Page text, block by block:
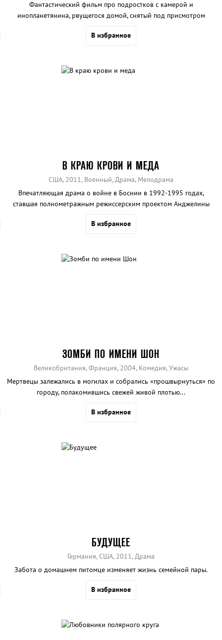
Фантастический фильм про подростков с камерой и
инопланетянина, рвущегося домой, снятый под присмотром
В избранное
В КРАЮ КРОВИ И МЕДА
США, 2011, Военный, Драма, Мелодрама
Впечатляющая драма о войне в Боснии в 1992-1995 годах,
ставшая полнометражным режиссерским проектом Анджелины
В избранное
ЗОМБИ ПО ИМЕНИ ШОН
Великобритания, Франция, 2004, Комедия, Ужасы
Мертвецы залежались в могилах и собрались «прошвырнуться» по
городу, полакомившись свежей живой плотью...
В избранное
БУДУЩЕЕ
Германия, США, 2011, Драма
Забота о домашнем питомце изменяет жизнь семейной пары.
В избранное